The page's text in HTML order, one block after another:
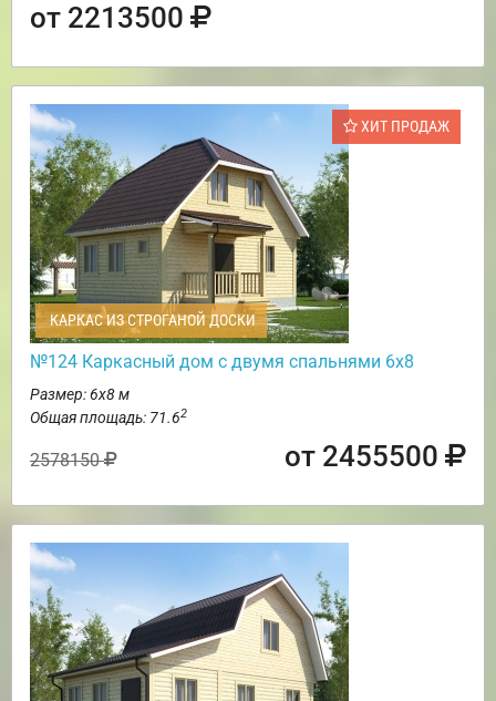
от 2213500
ХИТ ПРОДАЖ
КАРКАС ИЗ СТРОГАНОЙ ДОСКИ
№124 Каркасный дом с двумя спальнями 6х8
Размер: 6х8 м
Общая площадь: 71.62
2578150 от 2455500